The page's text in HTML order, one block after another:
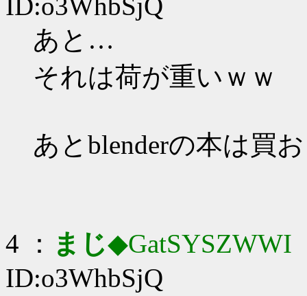
あと…
それは荷が重いｗｗ
あとblenderの本は買
4 ： まじ◆GatSYSZWWI
ID:o3WhbSjQ